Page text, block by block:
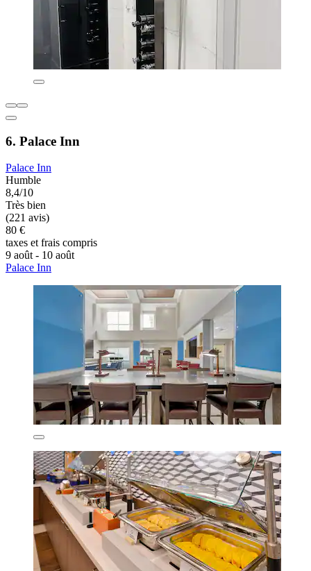
6. Palace Inn
Palace Inn
Humble
8,4/10
Très bien
(221 avis)
80 €
taxes et frais compris
9 août - 10 août
Palace Inn